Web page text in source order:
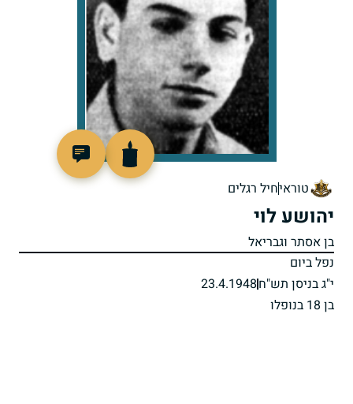
טוראיחיל רגלים
יהושע לוי
בן אסתר וגבריאל
נפל ביום
י"ג בניסן תש"ח23.4.1948
בן 18 בנופלו